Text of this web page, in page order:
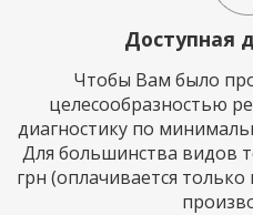
Доступная
Чтобы Вам было
целесообразностью
диагностику по
Для большинства видов
грн (оплачивается